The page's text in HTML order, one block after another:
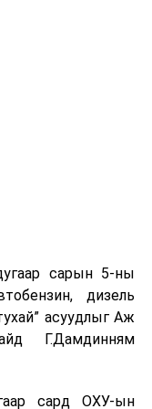
бусад эх
сарын 5-ны
дизель
асуудлыг Аж
Г.Дамдинням
сард ОХУ-ын